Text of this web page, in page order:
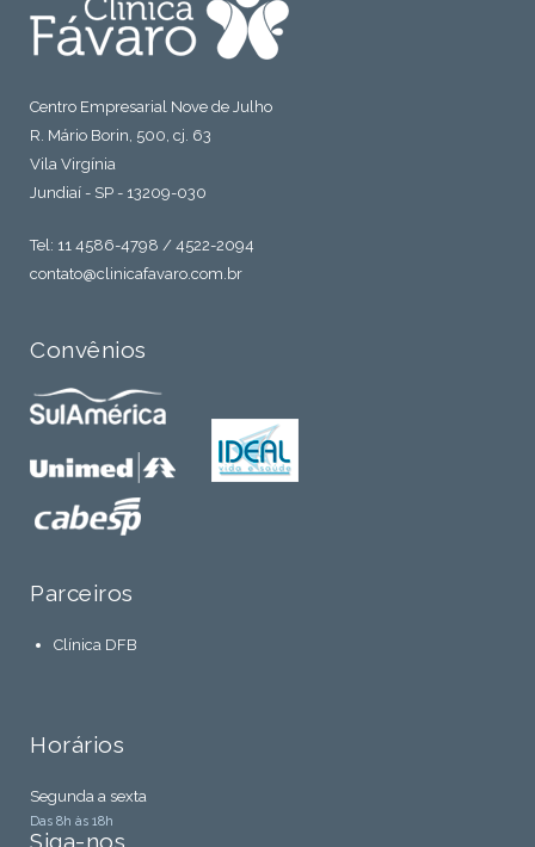
Centro Empresarial Nove de Julho
R. Mário Borin, 500, cj. 63
Vila Virgínia
Jundiaí - SP - 13209-030
Tel: 11 4586-4798 / 4522-2094
contato@clinicafavaro.com.br
Convênios
Parceiros
Clínica DFB
Horários
Segunda a sexta
Das 8h às 18h
Siga-nos